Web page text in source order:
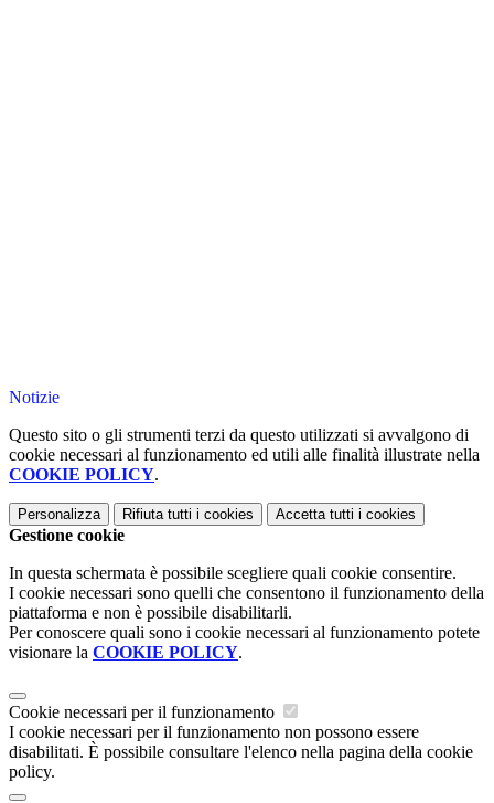
Notizie
Questo sito o gli strumenti terzi da questo utilizzati si avvalgono di
cookie necessari al funzionamento ed utili alle finalità illustrate nella
COOKIE POLICY.
Personalizza Rifiuta tutti i cookies Accetta tutti i cookies
Gestione cookie
In questa schermata è possibile scegliere quali cookie consentire.
I cookie necessari sono quelli che consentono il funzionamento della
piattaforma e non è possibile disabilitarli.
Per conoscere quali sono i cookie necessari al funzionamento potete
visionare la COOKIE POLICY.
Cookie necessari per il funzionamento
I cookie necessari per il funzionamento non possono essere
disabilitati. È possibile consultare l'elenco nella pagina della cookie
policy.